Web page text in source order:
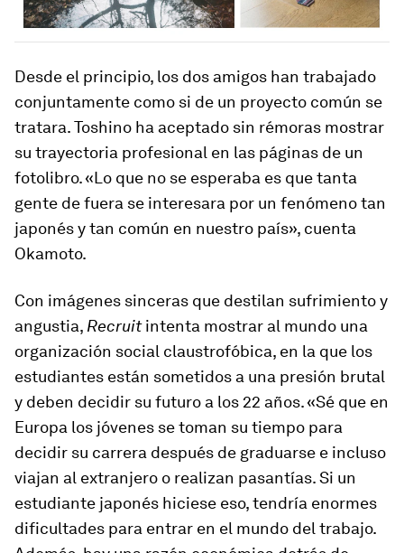
Desde el principio, los dos amigos han trabajado
conjuntamente como si de un proyecto común se
tratara. Toshino ha aceptado sin rémoras mostrar
su trayectoria profesional en las páginas de un
fotolibro. «Lo que no se esperaba es que tanta
gente de fuera se interesara por un fenómeno tan
japonés y tan común en nuestro país», cuenta
Okamoto.
Con imágenes sinceras que destilan sufrimiento y
angustia, Recruitintenta mostrar al mundo una
organización social claustrofóbica, en la que los
estudiantes están sometidos a una presión brutal
y deben decidir su futuro a los 22 años. «Sé que en
Europa los jóvenes se toman su tiempo para
decidir su carrera después de graduarse e incluso
viajan al extranjero o realizan pasantías. Si un
estudiante japonés hiciese eso, tendría enormes
dificultades para entrar en el mundo del trabajo.